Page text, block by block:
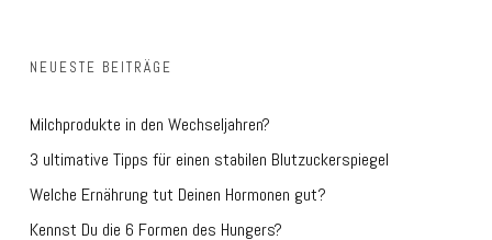
NEUESTE BEITRÄGE
Milchprodukte in den Wechseljahren?
3 ultimative Tipps für einen stabilen Blutzuckerspiegel
Welche Ernährung tut Deinen Hormonen gut?
Kennst Du die 6 Formen des Hungers?